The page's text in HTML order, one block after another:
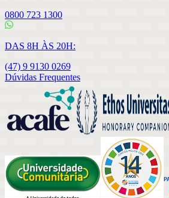
0800 723 1300
DAS 8H ÀS 20H:
(47) 9 9130 0269
Dúvidas Frequentes